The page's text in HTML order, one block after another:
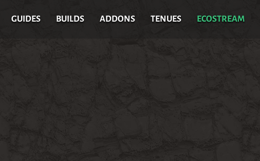
GUIDES BUILDS ADDONS TENUES ECOSTREAM